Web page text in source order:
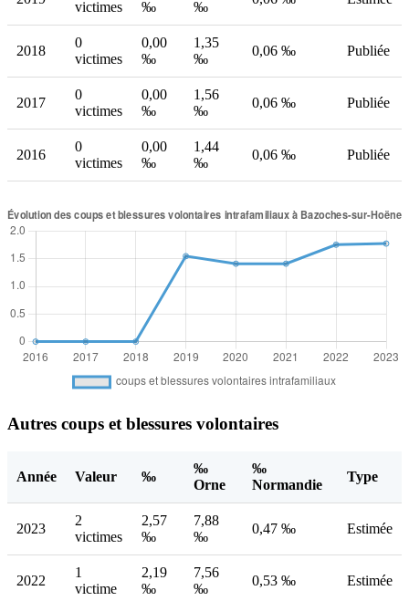
victimes
‰
‰
2018
0
victimes
0,00
‰
1,35
‰
0,06 ‰ Publiée
2017
0
victimes
0,00
‰
1,56
‰
0,06 ‰ Publiée
2016
0
victimes
0,00
‰
1,44
‰
0,06 ‰ Publiée
Autres coups et blessures volontaires
Année Valeur ‰
‰
Orne
‰
Normandie
Type
2023
2
victimes
2,57
‰
7,88
‰
0,47 ‰ Estimée
2022
1
victime
2,19
‰
7,56
‰
0,53 ‰ Estimée